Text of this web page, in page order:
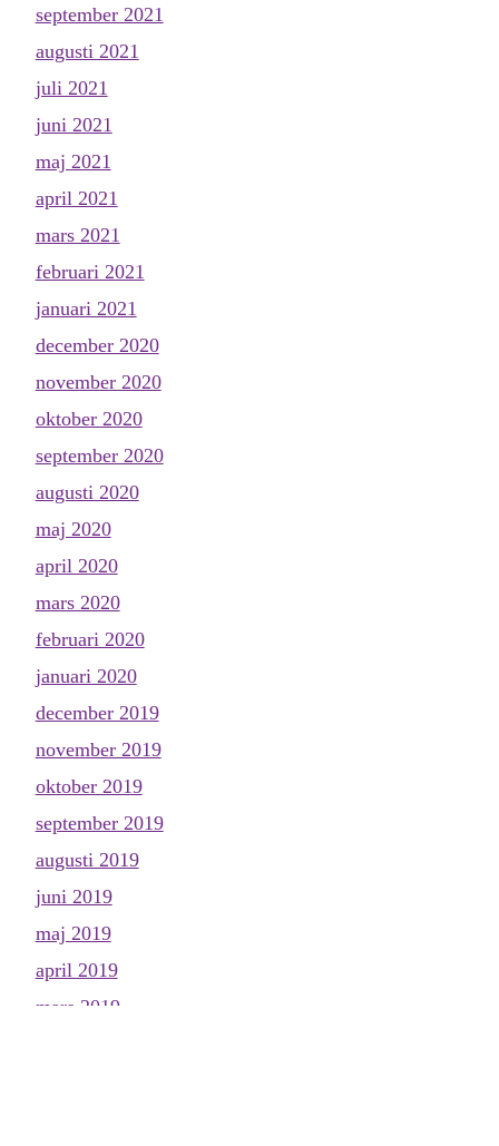
september 2021
augusti 2021
juli 2021
juni 2021
maj 2021
april 2021
mars 2021
februari 2021
januari 2021
december 2020
november 2020
oktober 2020
september 2020
augusti 2020
maj 2020
april 2020
mars 2020
februari 2020
januari 2020
december 2019
november 2019
oktober 2019
september 2019
augusti 2019
juni 2019
maj 2019
april 2019
mars 2019